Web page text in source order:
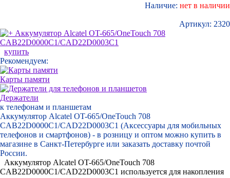
Наличие: нет в наличии
Артикул: 2320
купить
Рекомендуем:
Карты памяти
Держатели
к телефонам и планшетам
Аккумулятор Alcatel OT-665/OneTouch 708
CAB22D0000C1/CAD22D0003C1 (Аксессуары для мобильных
телефонов и смартфонов) - в розницу и оптом можно купить в
магазине в Санкт-Петербурге или заказать доставку почтой
России.
Аккумулятор Alcatel OT-665/OneTouch 708
CAB22D0000C1/CAD22D0003C1 используется для накопления